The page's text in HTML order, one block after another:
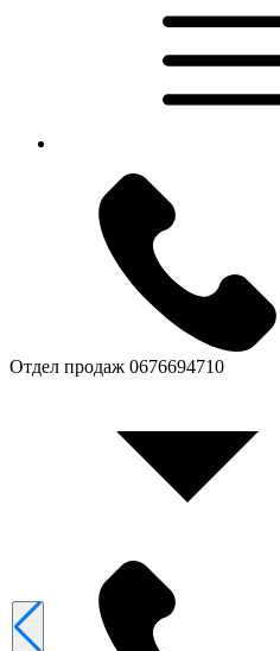
Отдел продаж 0676694710